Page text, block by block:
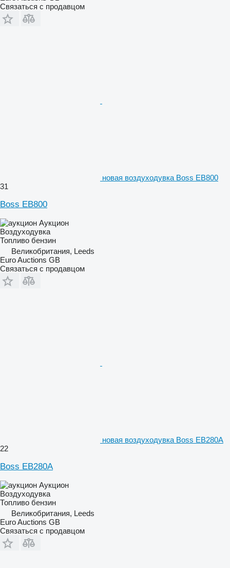
Связаться с продавцом
новая воздуходувка Boss EB800
31
Boss EB800
Аукцион
Воздуходувка
Топливо бензин
Великобритания, Leeds
Euro Auctions GB
Связаться с продавцом
новая воздуходувка Boss EB280A
22
Boss EB280A
Аукцион
Воздуходувка
Топливо бензин
Великобритания, Leeds
Euro Auctions GB
Связаться с продавцом